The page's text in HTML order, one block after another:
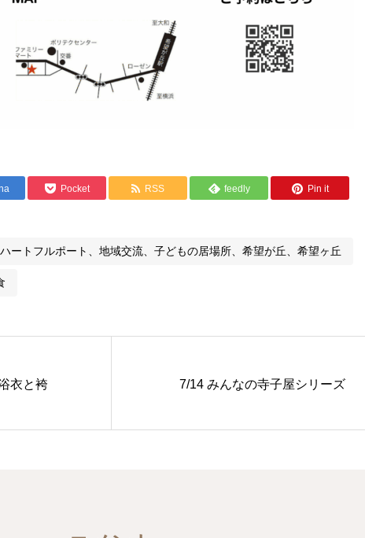
Pocket RSS feedly Pin it
ートフルポート、地域交流、子どもの居場所、希望が丘、希望ヶ丘
衣と袴 7/14 みんなの寺子屋シリーズ